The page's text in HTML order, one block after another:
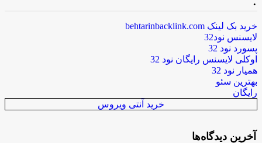
خرید بک لینک behtarinbacklink.com
لایسنس نود32
پسورد نود 32
اوکلی لایسنس رایگان نود 32
همیار نود 32
بهترین سئو
رایگان
خرید آنتی ویروس
آخرین دیدگاه‌ها